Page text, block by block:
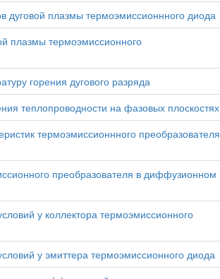
плазмы термоэмиссионнного диода
плазмы термоэмиссионного
горения дугового разряда
теплопроводности на фазовых плоскостях
термоэмиссионнного преобразователя
преобразователя в диффузионном
у коллектора термоэмиссионного
у эмиттера термоэмиссионного диода